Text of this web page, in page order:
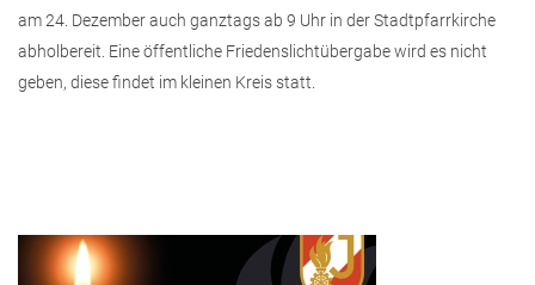
am 24. Dezember auch ganztags ab 9 Uhr in der Stadtpfarrkirche
abholbereit. Eine öffentliche Friedenslichtübergabe wird es nicht
geben, diese findet im kleinen Kreis statt.